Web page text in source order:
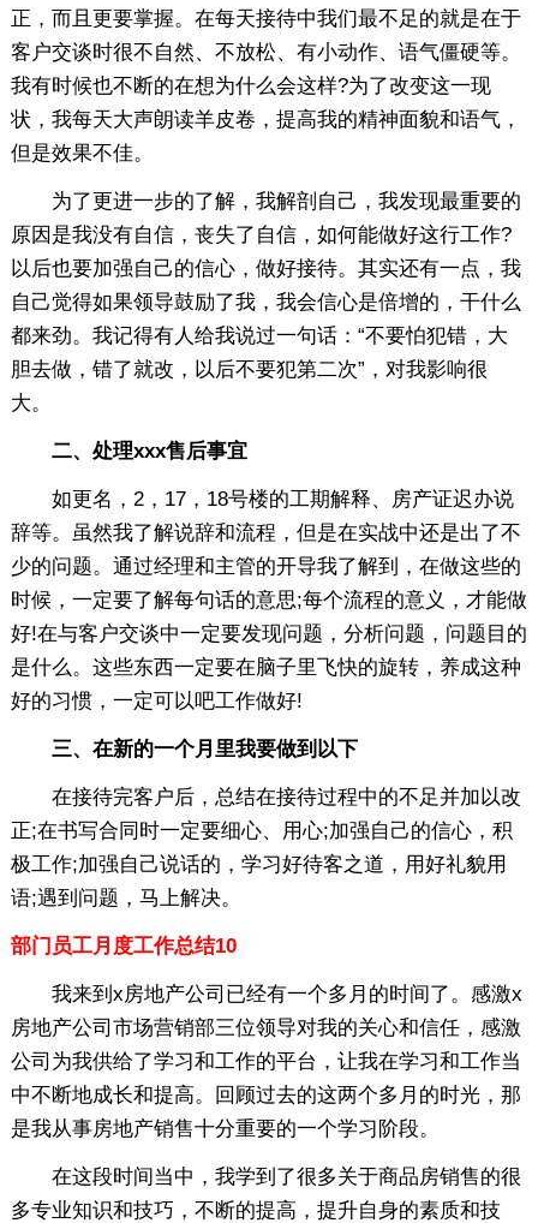
正，而且更要掌握。在每天接待中我们最不足的就是在于
客户交谈时很不自然、不放松、有小动作、语气僵硬等。
我有时候也不断的在想为什么会这样?为了改变这一现
状，我每天大声朗读羊皮卷，提高我的精神面貌和语气，
但是效果不佳。
为了更进一步的了解，我解剖自己，我发现最重要的
原因是我没有自信，丧失了自信，如何能做好这行工作?
以后也要加强自己的信心，做好接待。其实还有一点，我
自己觉得如果领导鼓励了我，我会信心是倍增的，干什么
都来劲。我记得有人给我说过一句话：“不要怕犯错，大
胆去做，错了就改，以后不要犯第二次”，对我影响很
大。
二、处理xxx售后事宜
如更名，2，17，18号楼的工期解释、房产证迟办说
辞等。虽然我了解说辞和流程，但是在实战中还是出了不
少的问题。通过经理和主管的开导我了解到，在做这些的
时候，一定要了解每句话的意思;每个流程的意义，才能做
好!在与客户交谈中一定要发现问题，分析问题，问题目的
是什么。这些东西一定要在脑子里飞快的旋转，养成这种
好的习惯，一定可以吧工作做好!
三、在新的一个月里我要做到以下
在接待完客户后，总结在接待过程中的不足并加以改
正;在书写合同时一定要细心、用心;加强自己的信心，积
极工作;加强自己说话的，学习好待客之道，用好礼貌用
语;遇到问题，马上解决。
部门员工月度工作总结10
我来到x房地产公司已经有一个多月的时间了。感激x
房地产公司市场营销部三位领导对我的关心和信任，感激
公司为我供给了学习和工作的平台，让我在学习和工作当
中不断地成长和提高。回顾过去的这两个多月的时光，那
是我从事房地产销售十分重要的一个学习阶段。
在这段时间当中，我学到了很多关于商品房销售的很
多专业知识和技巧，不断的提高，提升自身的素质和技